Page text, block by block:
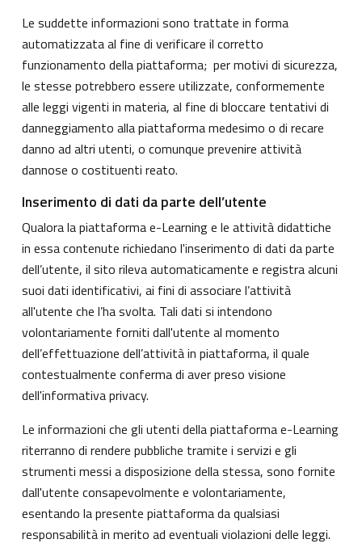
Le suddette informazioni sono trattate in forma
automatizzata al fine di verificare il corretto
funzionamento della piattaforma; per motivi di sicurezza,
le stesse potrebbero essere utilizzate, conformemente
alle leggi vigenti in materia, al fine di bloccare tentativi di
danneggiamento alla piattaforma medesimo o di recare
danno ad altri utenti, o comunque prevenire attività
dannose o costituenti reato.
Inserimento di dati da parte dell’utente
Qualora la piattaforma e-Learning e le attività didattiche
in essa contenute richiedano l'inserimento di dati da parte
dell’utente, il sito rileva automaticamente e registra alcuni
suoi dati identificativi, ai fini di associare l’attività
all'utente che l’ha svolta. Tali dati si intendono
volontariamente forniti dall'utente al momento
dell’effettuazione dell’attività in piattaforma, il quale
contestualmente conferma di aver preso visione
dell'informativa privacy.
Le informazioni che gli utenti della piattaforma e-Learning
riterranno di rendere pubbliche tramite i servizi e gli
strumenti messi a disposizione della stessa, sono fornite
dall'utente consapevolmente e volontariamente,
esentando la presente piattaforma da qualsiasi
responsabilità in merito ad eventuali violazioni delle leggi.